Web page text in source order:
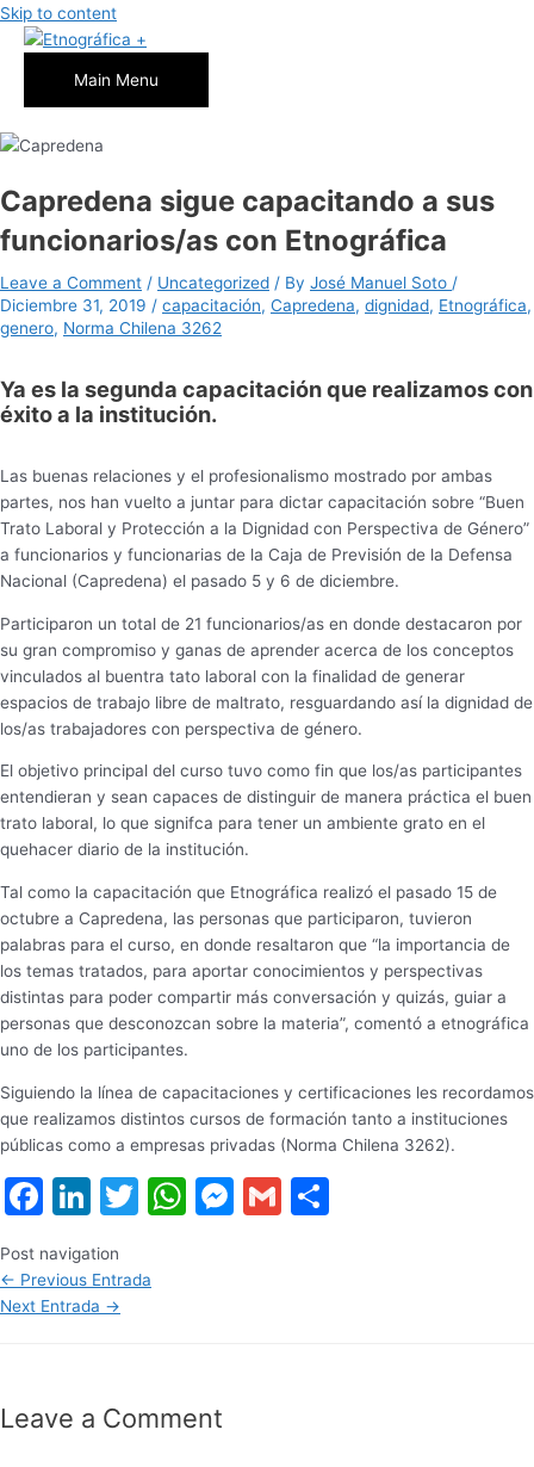
Skip to content
Main Menu
Capredena sigue capacitando a sus
funcionarios/as con Etnográfica
Leave a Comment / Uncategorized / By José Manuel Soto /
Diciembre 31, 2019 / capacitación, Capredena, dignidad, Etnográfica,
genero, Norma Chilena 3262
Ya es la segunda capacitación que realizamos con
éxito a la institución.
Las buenas relaciones y el profesionalismo mostrado por ambas
partes, nos han vuelto a juntar para dictar capacitación sobre “Buen
Trato Laboral y Protección a la Dignidad con Perspectiva de Género”
a funcionarios y funcionarias de la Caja de Previsión de la Defensa
Nacional (Capredena) el pasado 5 y 6 de diciembre.
Participaron un total de 21 funcionarios/as en donde destacaron por
su gran compromiso y ganas de aprender acerca de los conceptos
vinculados al buentra tato laboral con la finalidad de generar
espacios de trabajo libre de maltrato, resguardando así la dignidad de
los/as trabajadores con perspectiva de género.
El objetivo principal del curso tuvo como fin que los/as participantes
entendieran y sean capaces de distinguir de manera práctica el buen
trato laboral, lo que signifca para tener un ambiente grato en el
quehacer diario de la institución.
Tal como la capacitación que Etnográfica realizó el pasado 15 de
octubre a Capredena, las personas que participaron, tuvieron
palabras para el curso, en donde resaltaron que “la importancia de
los temas tratados, para aportar conocimientos y perspectivas
distintas para poder compartir más conversación y quizás, guiar a
personas que desconozcan sobre la materia”, comentó a etnográfica
uno de los participantes.
Siguiendo la línea de capacitaciones y certificaciones les recordamos
que realizamos distintos cursos de formación tanto a instituciones
públicas como a empresas privadas (Norma Chilena 3262).
Facebook
LinkedIn
Twitter
WhatsApp
Messenger
Gmail
Post navigation
← Previous Entrada
Next Entrada →
Leave a Comment